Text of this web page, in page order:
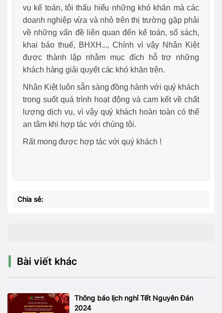
vụ kế toán, tôi thấu hiểu những khó khăn mà các
doanh nghiệp vừa và nhỏ trên thị trường gặp phải
về những vấn đề liên quan đến kế toán, sổ sách,
khai báo thuế, BHXH..., Chính vì vậy Nhân Kiệt
được thành lập nhằm mục đích hỗ trợ những
khách hàng giải quyết các khó khăn trên.
Nhân Kiệt luôn sẵn sàng đồng hành với quý khách
trong suốt quá trình hoạt động và cam kết về chất
lượng dịch vụ, vì vậy quý khách hoàn toàn có thể
an tâm khi hợp tác với chúng tôi.
Rất mong được hợp tác với quý khách !
Chia sẻ:
Bài viết khác
Thông báo lịch nghỉ Tết Nguyên Đán
2024